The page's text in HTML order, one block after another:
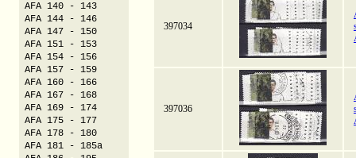
397034
397036
AFA 140 - 143
AFA 144 - 146
AFA 147 - 150
AFA 151 - 153
AFA 154 - 156
AFA 157 - 159
AFA 160 - 166
AFA 167 - 168
AFA 169 - 174
AFA 175 - 177
AFA 178 - 180
AFA 181 - 185a